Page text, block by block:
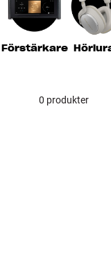
Förstärkare
0 produkter